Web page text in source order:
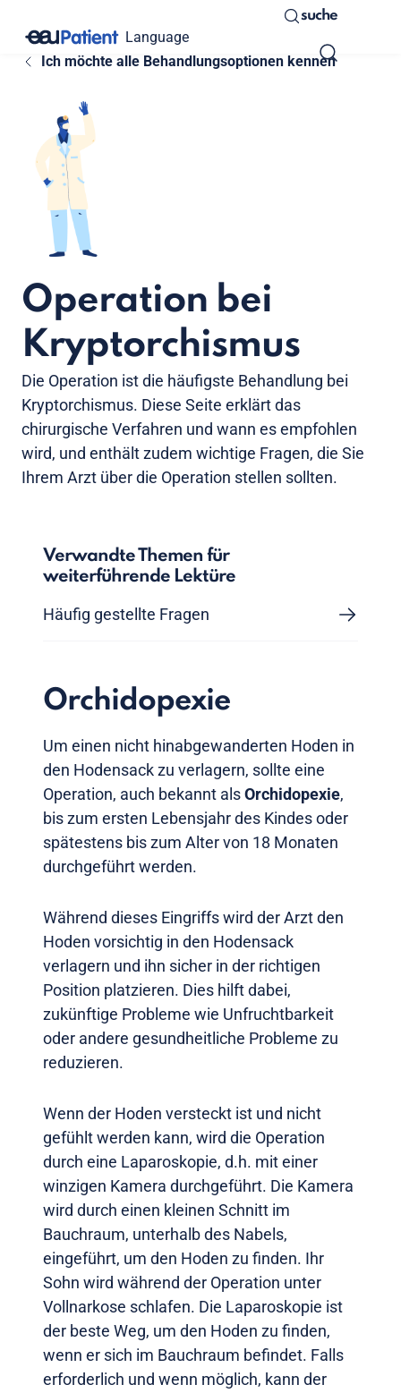
Language
suche
Ich möchte alle Behandlungsoptionen kennen
Operation bei
Kryptorchismus
Die Operation ist die häufigste Behandlung bei
Kryptorchismus. Diese Seite erklärt das
chirurgische Verfahren und wann es empfohlen
wird, und enthält zudem wichtige Fragen, die Sie
Ihrem Arzt über die Operation stellen sollten.
Verwandte Themen für
weiterführende Lektüre
Häufig gestellte Fragen
Orchidopexie
Um einen nicht hinabgewanderten Hoden in
den Hodensack zu verlagern, sollte eine
Operation, auch bekannt alsOrchidopexie,
bis zum ersten Lebensjahr des Kindes oder
spätestens bis zum Alter von 18 Monaten
durchgeführt werden.
Während dieses Eingriffs wird der Arzt den
Hoden vorsichtig in den Hodensack
verlagern und ihn sicher in der richtigen
Position platzieren. Dies hilft dabei,
zukünftige Probleme wie Unfruchtbarkeit
oder andere gesundheitliche Probleme zu
reduzieren.
Wenn der Hoden versteckt ist und nicht
gefühlt werden kann, wird die Operation
durch eine Laparoskopie, d.h. mit einer
winzigen Kamera durchgeführt. Die Kamera
wird durch einen kleinen Schnitt im
Bauchraum, unterhalb des Nabels,
eingeführt, um den Hoden zu finden. Ihr
Sohn wird während der Operation unter
Vollnarkose schlafen. Die Laparoskopie ist
der beste Weg, um den Hoden zu finden,
wenn er sich im Bauchraum befindet. Falls
erforderlich und wenn möglich, kann der